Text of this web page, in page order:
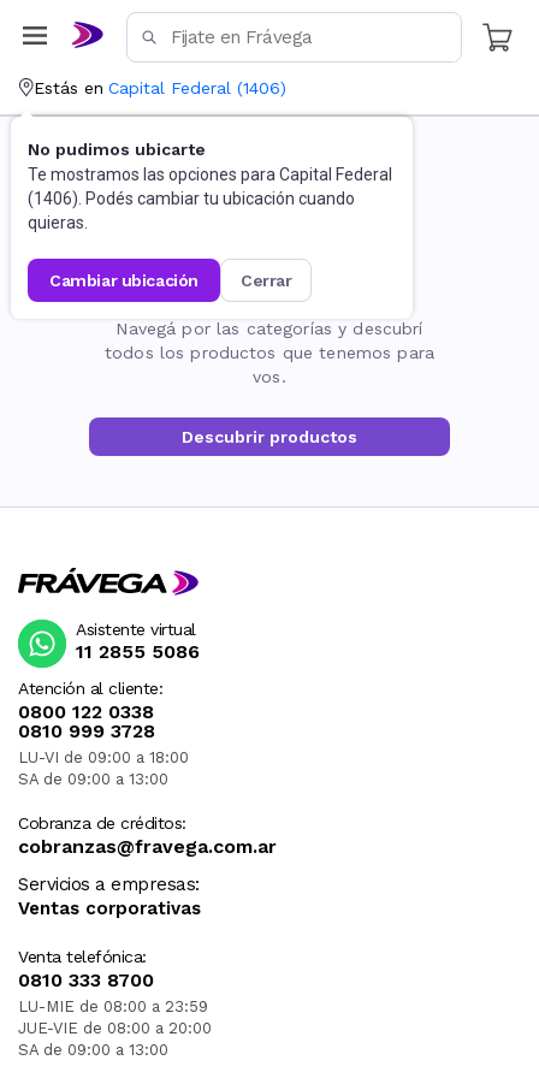
Estás en Capital Federal (1406)
No pudimos ubicarte
Te mostramos las opciones para Capital Federal
(1406). Podés cambiar tu ubicación cuando
quieras.
cambiar ubicación cerrar
La página no existe
Navegá por las categorías y descubrí
todos los productos que tenemos para
vos.
Descubrir productos
Atención al cliente:
0800 122 0338
0810 999 3728
LU-VI de 09:00 a 18:00
SA de 09:00 a 13:00
Cobranza de créditos:
cobranzas@fravega.com.ar
Servicios a empresas:
Ventas corporativas
Venta telefónica:
0810 333 8700
LU-MIE de 08:00 a 23:59
JUE-VIE de 08:00 a 20:00
SA de 09:00 a 13:00
Asistente virtual
11 2855 5086